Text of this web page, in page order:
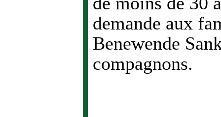
demande aux
Benewende
compagnons.